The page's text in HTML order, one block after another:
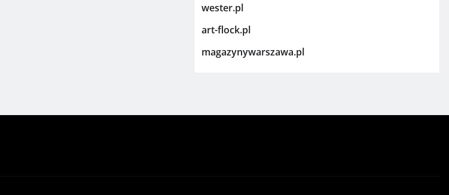
wester.pl
art-flock.pl
magazynywarszawa.pl